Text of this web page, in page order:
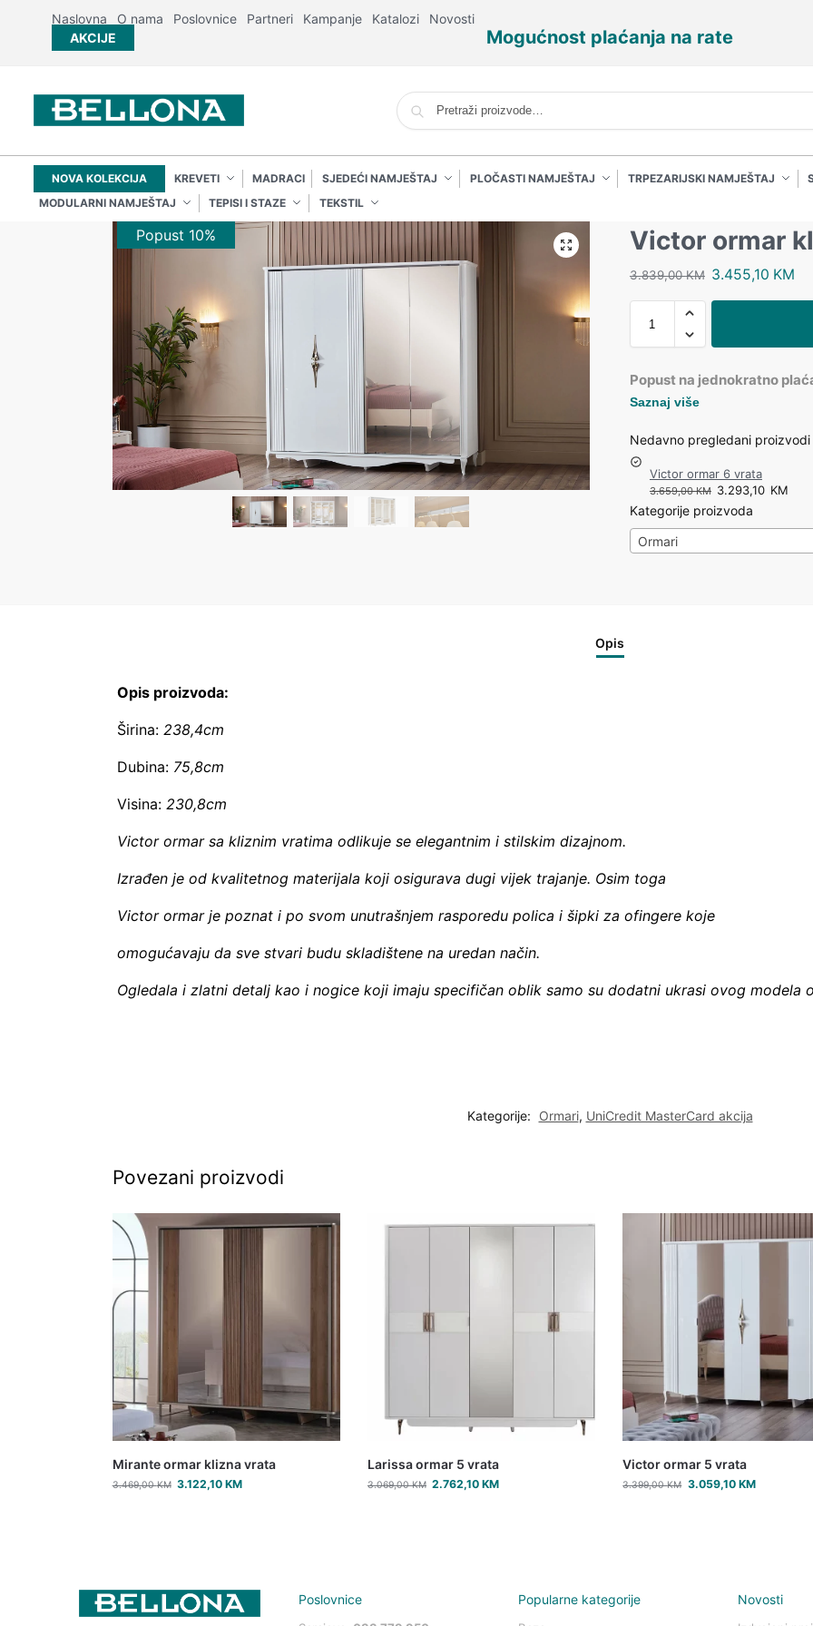
Naslovna O nama Poslovnice Partneri Kampanje Katalozi
Novosti
AKCIJE
Mogućnost plaćanja na rate
NOVA KOLEKCIJA KREVETI MADRACI SJEDEĆI NAMJEŠTAJ PLOČASTI NAMJEŠTAJ TRPEZARIJSKI NAMJEŠTAJ
MODULARNI NAMJEŠTAJ
TEPISI I STAZE TEKSTIL
Popust 10% Victor ormar
3.839,00KM 3.455,10 KM
Popust na jednokratno
Saznaj više
Nedavno pregledani proizvodi
Victor ormar 6 vrata
3.659,00KM 3.293,10 KM
Kategorije proizvoda
Ormari
Opis
Opis proizvoda:
Širina: 238,4cm
Dubina: 75,8cm
Visina: 230,8cm
Victor ormar sa kliznim vratima odlikuje se elegantnim i stilskim dizajnom.
Izrađen je od kvalitetnog materijala koji osigurava dugi vijek trajanje. Osim toga
Victor ormar je poznat i po svom unutrašnjem rasporedu polica i šipki za ofingere koje
omogućavaju da sve stvari budu skladištene na uredan način.
Ogledala i zlatni detalj kao i nogice koji imaju specifičan oblik samo su dodatni ukrasi ovog modela
Kategorije: Ormari, UniCredit MasterCard akcija
Povezani proizvodi
Mirante ormar klizna vrata
3.469,00KM 3.122,10KM
Larissa ormar 5 vrata
3.069,00KM 2.762,10KM
Victor ormar 5 vrata
3.399,00KM 3.059,10 KM
Poslovnice Popularne kategorije Novosti